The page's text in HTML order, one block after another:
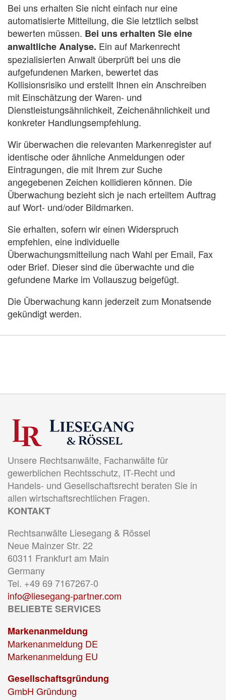
Bei uns erhalten Sie nicht einfach nur eine
automatisierte Mitteilung, die Sie letztlich selbst
bewerten müssen. Bei uns erhalten Sie eine
anwaltliche Analyse. Ein auf Markenrecht
spezialisierten Anwalt überprüft bei uns die
aufgefundenen Marken, bewertet das
Kollisionsrisiko und erstellt Ihnen ein Anschreiben
mit Einschätzung der Waren- und
Dienstleistungsähnlichkeit, Zeichenähnlichkeit und
konkreter Handlungsempfehlung.
Wir überwachen die relevanten Markenregister auf
identische oder ähnliche Anmeldungen oder
Eintragungen, die mit Ihrem zur Suche
angegebenen Zeichen kollidieren können. Die
Überwachung bezieht sich je nach erteiltem Auftrag
auf Wort- und/oder Bildmarken.
Sie erhalten, sofern wir einen Widerspruch
empfehlen, eine individuelle
Überwachungsmitteilung nach Wahl per Email, Fax
oder Brief. Dieser sind die überwachte und die
gefundene Marke im Vollauszug beigefügt.
Die Überwachung kann jederzeit zum Monatsende
gekündigt werden.
Unsere Rechtsanwälte, Fachanwälte für
gewerblichen Rechtsschutz, IT-Recht und
Handels- und Gesellschaftsrecht beraten Sie in
allen wirtschaftsrechtlichen Fragen.
KONTAKT
Rechtsanwälte Liesegang & Rössel
Neue Mainzer Str. 22
60311 Frankfurt am Main
Germany
Tel. +49 69 7167267-0
info@liesegang-partner.com
BELIEBTE SERVICES
Markenanmeldung
Markenanmeldung DE
Markenanmeldung EU
Gesellschaftsgründung
GmbH Gründung